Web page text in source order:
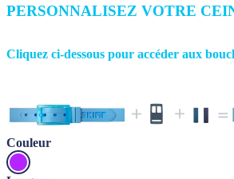
PERSONNALISEZ VOTRE
Cliquez ci-dessous pour accéder aux
Couleur